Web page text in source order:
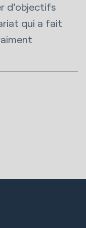
d'objectifs
qui a fait